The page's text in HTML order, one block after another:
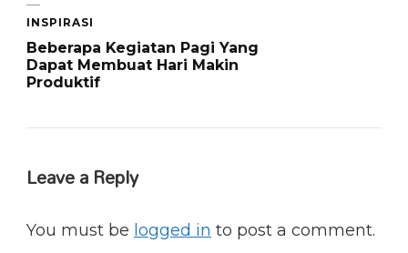
INSPIRASI
Beberapa Kegiatan Pagi Yang
Dapat Membuat Hari Makin
Produktif
Leave a Reply
You must be logged in to post a comment.